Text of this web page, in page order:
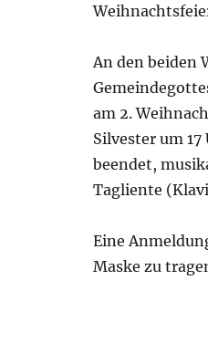
An den beiden
am 2.
Silvester um
beendet,
Tagliente
Eine
Maske zu